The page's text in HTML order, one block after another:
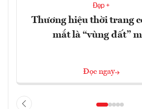
Đẹp +
Thương hiệu thời trang
mắt là “vùng đất”
Đọc ngay